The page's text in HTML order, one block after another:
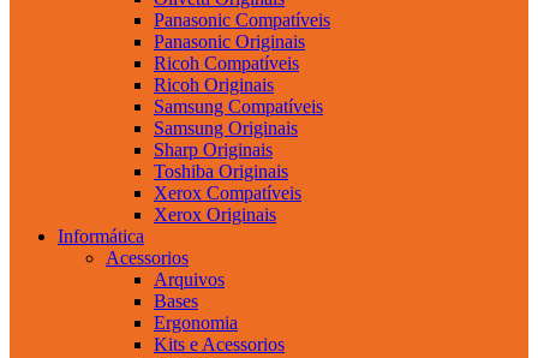
Panasonic Compatíveis
Panasonic Originais
Ricoh Compatíveis
Ricoh Originais
Samsung Compatíveis
Samsung Originais
Sharp Originais
Toshiba Originais
Xerox Compatíveis
Xerox Originais
Informática
Acessorios
Arquivos
Bases
Ergonomia
Kits e Acessorios